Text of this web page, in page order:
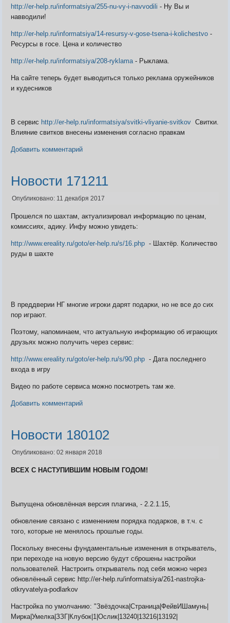
Заявки на вступление
R.I.P. =(
Мемориальная доска
Шаржи на персонажей Граней
ЧитЫр
http://er-help.ru/informatsiya/255-nu-vy-i-navvodili - Ну Вы и
навводили!
http://er-help.ru/informatsiya/14-resursy-v-gose-tsena-i-kolichestvo -
Ресурсы в госе. Цена и количество
http://er-help.ru/informatsiya/208-ryklama- Рыклама.
На сайте теперь будет выводиться только реклама оружейников
и кудесников
В сервис http://er-help.ru/informatsiya/svitki-vliyanie-svitkov Свитки.
Влияние свитков внесены изменения согласно правкам
Добавить комментарий
Новости 171211
Опубликовано: 11 декабря 2017
Прошелся по шахтам, актуализировал информацию по ценам,
комиссиях, адику. Инфу можно увидеть:
http://www.ereality.ru/goto/er-help.ru/s/16.php - Шахтёр. Количество
руды в шахте
В преддверии НГ многие игроки дарят подарки, но не все до сих
пор играют.
Поэтому, напоминаем, что актуальную информацию об играющих
друзьях можно получить через сервис:
http://www.ereality.ru/goto/er-help.ru/s/90.php - Дата последнего
входа в игру
Видео по работе сервиса можно посмотреть там же.
Добавить комментарий
Новости 180102
Опубликовано: 02 января 2018
ВСЕХ С НАСТУПИВШИМ НОВЫМ ГОДОМ!
Выпущена обновлённая версия плагина, - 2.2.1.15,
обновление связано с изменением порядка подарков, в т.ч. с
того, которые не менялось прошлые годы.
Поскольку внесены фундаментальные изменения в открыватель,
при переходе на новую версию будут сброшены настройки
пользователей. Настроить открыватель под себя можно через
обновлённый сервис http://er-help.ru/informatsiya/261-nastrojka-
otkryvatelya-podlarkov
Настройка по умолчанию: "Звёздочка|Страница|ФейвИШамунь|
Мирка|Умелка|ЗЗГ|Клубок|1|Ослик|13240|13216|13192|